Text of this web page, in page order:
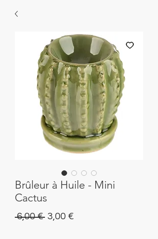
Brûleur à Huile - Mini
Cactus
6,00 € Standardpreis
3,00 €Sale-